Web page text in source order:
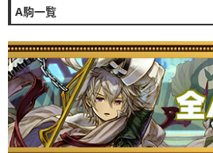
A駒一覧